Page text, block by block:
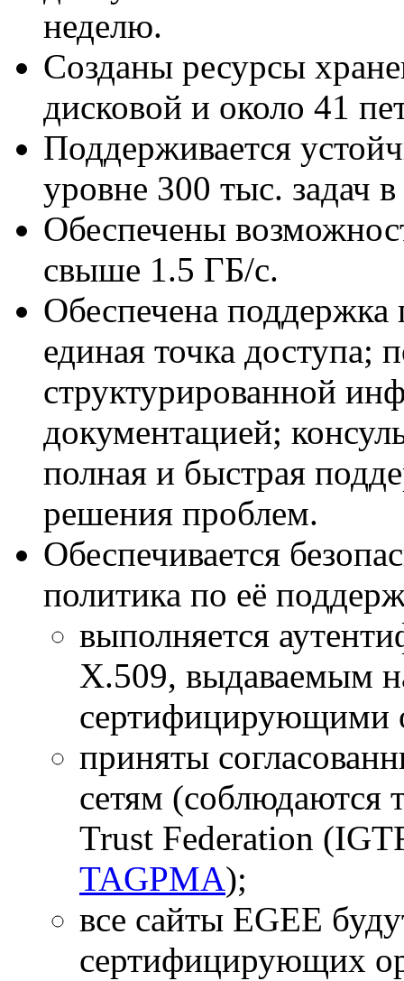
неделю.
Созданы ресурсы
дисковой и около 41
Поддерживается
уровне 300 тыс. задач
Обеспечены
свыше 1.5 ГБ/с.
Обеспечена поддержка
единая точка доступа;
структурированной
документацией;
полная и быстрая
решения проблем.
Обеспечивается
политика по её
выполняется
X.509, выдаваемым
сертифицирующими
приняты
сетям (соблюдаются
Trust Federation
TAGPMA);
все сайты EGEE
сертифицирующих